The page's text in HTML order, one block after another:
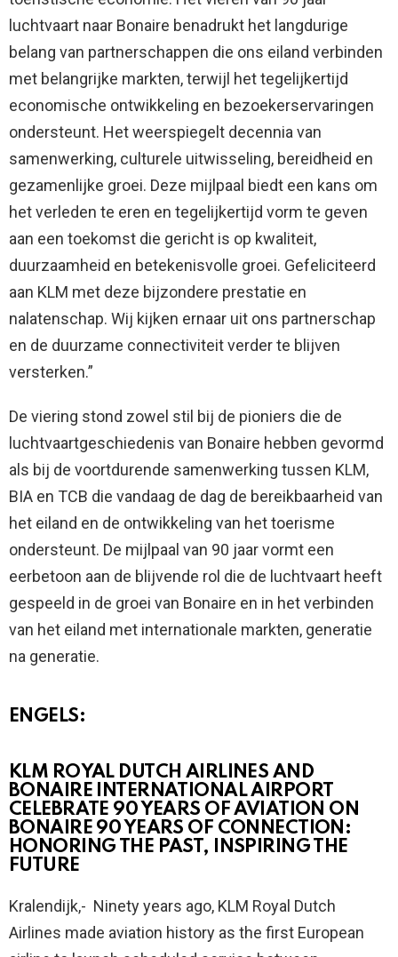
luchtvaart naar Bonaire benadrukt het langdurige
belang van partnerschappen die ons eiland verbinden
met belangrijke markten, terwijl het tegelijkertijd
economische ontwikkeling en bezoekerservaringen
ondersteunt. Het weerspiegelt decennia van
samenwerking, culturele uitwisseling, bereidheid en
gezamenlijke groei. Deze mijlpaal biedt een kans om
het verleden te eren en tegelijkertijd vorm te geven
aan een toekomst die gericht is op kwaliteit,
duurzaamheid en betekenisvolle groei. Gefeliciteerd
aan KLM met deze bijzondere prestatie en
nalatenschap. Wij kijken ernaar uit ons partnerschap
en de duurzame connectiviteit verder te blijven
versterken.”
De viering stond zowel stil bij de pioniers die de
luchtvaartgeschiedenis van Bonaire hebben gevormd
als bij de voortdurende samenwerking tussen KLM,
BIA en TCB die vandaag de dag de bereikbaarheid van
het eiland en de ontwikkeling van het toerisme
ondersteunt. De mijlpaal van 90 jaar vormt een
eerbetoon aan de blijvende rol die de luchtvaart heeft
gespeeld in de groei van Bonaire en in het verbinden
van het eiland met internationale markten, generatie
na generatie.
ENGELS:
KLM ROYAL DUTCH AIRLINES AND
BONAIRE INTERNATIONAL AIRPORT
CELEBRATE 90 YEARS OF AVIATION ON
BONAIRE 90 YEARS OF CONNECTION:
HONORING THE PAST, INSPIRING THE
FUTURE
Kralendijk,- Ninety years ago, KLM Royal Dutch
Airlines made aviation history as the first European